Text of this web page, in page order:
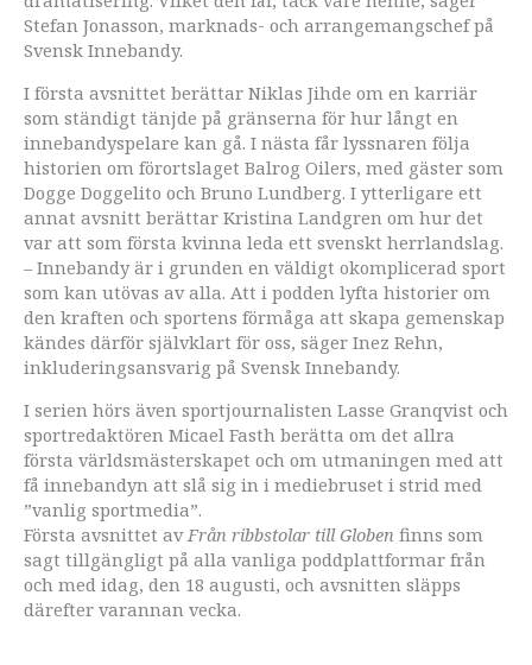
Stefan Jonasson, marknads- och arrangemangschef på
Svensk Innebandy.
I första avsnittet berättar Niklas Jihde om en karriär
som ständigt tänjde på gränserna för hur långt en
innebandyspelare kan gå. I nästa får lyssnaren följa
historien om förortslaget Balrog Oilers, med gäster som
Dogge Doggelito och Bruno Lundberg. I ytterligare ett
annat avsnitt berättar Kristina Landgren om hur det
var att som första kvinna leda ett svenskt herrlandslag.
– Innebandy är i grunden en väldigt okomplicerad sport
som kan utövas av alla. Att i podden lyfta historier om
den kraften och sportens förmåga att skapa gemenskap
kändes därför självklart för oss, säger Inez Rehn,
inkluderingsansvarig på Svensk Innebandy.
I serien hörs även sportjournalisten Lasse Granqvist och
sportredaktören Micael Fasth berätta om det allra
första världsmästerskapet och om utmaningen med att
få innebandyn att slå sig in i mediebruset i strid med
”vanlig sportmedia”.
Första avsnittet av Från ribbstolar till Globen finns som
sagt tillgängligt på alla vanliga poddplattformar från
och med idag, den 18 augusti, och avsnitten släpps
därefter varannan vecka.